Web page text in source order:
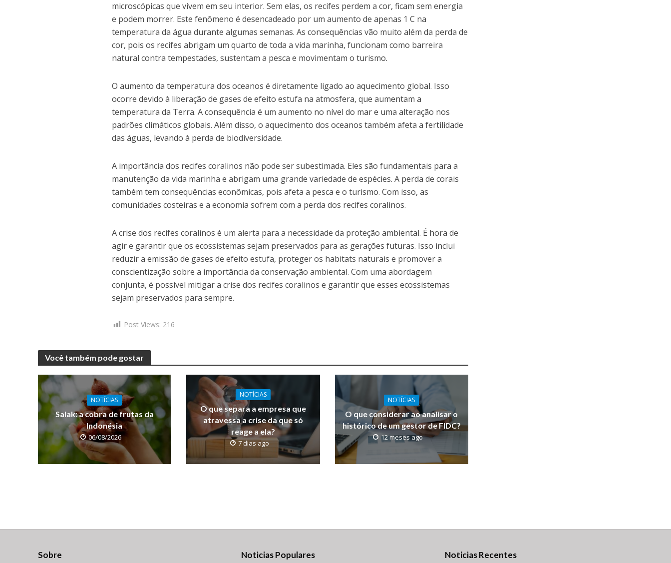
microscópicas que vivem em seu interior. Sem elas, os recifes perdem a cor, ficam sem energia
e podem morrer. Este fenômeno é desencadeado por um aumento de apenas 1 C na
temperatura da água durante algumas semanas. As consequências vão muito além da perda de
cor, pois os recifes abrigam um quarto de toda a vida marinha, funcionam como barreira
natural contra tempestades, sustentam a pesca e movimentam o turismo.
O aumento da temperatura dos oceanos é diretamente ligado ao aquecimento global. Isso
ocorre devido à liberação de gases de efeito estufa na atmosfera, que aumentam a
temperatura da Terra. A consequência é um aumento no nível do mar e uma alteração nos
padrões climáticos globais. Além disso, o aquecimento dos oceanos também afeta a fertilidade
das águas, levando à perda de biodiversidade.
A importância dos recifes coralinos não pode ser subestimada. Eles são fundamentais para a
manutenção da vida marinha e abrigam uma grande variedade de espécies. A perda de corais
também tem consequências econômicas, pois afeta a pesca e o turismo. Com isso, as
comunidades costeiras e a economia sofrem com a perda dos recifes coralinos.
A crise dos recifes coralinos é um alerta para a necessidade da proteção ambiental. É hora de
agir e garantir que os ecossistemas sejam preservados para as gerações futuras. Isso inclui
reduzir a emissão de gases de efeito estufa, proteger os habitats naturais e promover a
conscientização sobre a importância da conservação ambiental. Com uma abordagem
conjunta, é possível mitigar a crise dos recifes coralinos e garantir que esses ecossistemas
sejam preservados para sempre.
Post Views: 216
Você também pode gostar
NOTÍCIAS
Salak: a cobra de frutas da
Indonésia
06/08/2026
NOTÍCIAS
O que separa a empresa que
atravessa a crise da que só
reage a ela?
7 dias ago
NOTÍCIAS
O que considerar ao analisar o
histórico de um gestor de FIDC?
12 meses ago
Sobre Noticias Populares Noticias Recentes